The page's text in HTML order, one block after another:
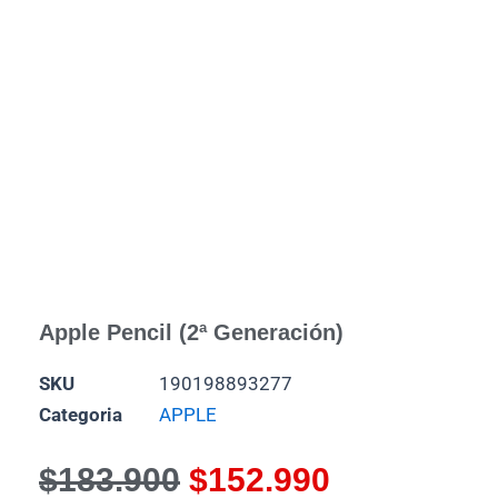
Apple Pencil (2ª Generación)
SKU
190198893277
Categoria
APPLE
$183.900 El
$152.990